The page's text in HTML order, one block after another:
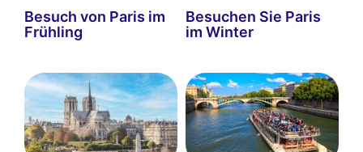
Besuch von Paris im
Frühling
Besuchen Sie Paris
im Winter